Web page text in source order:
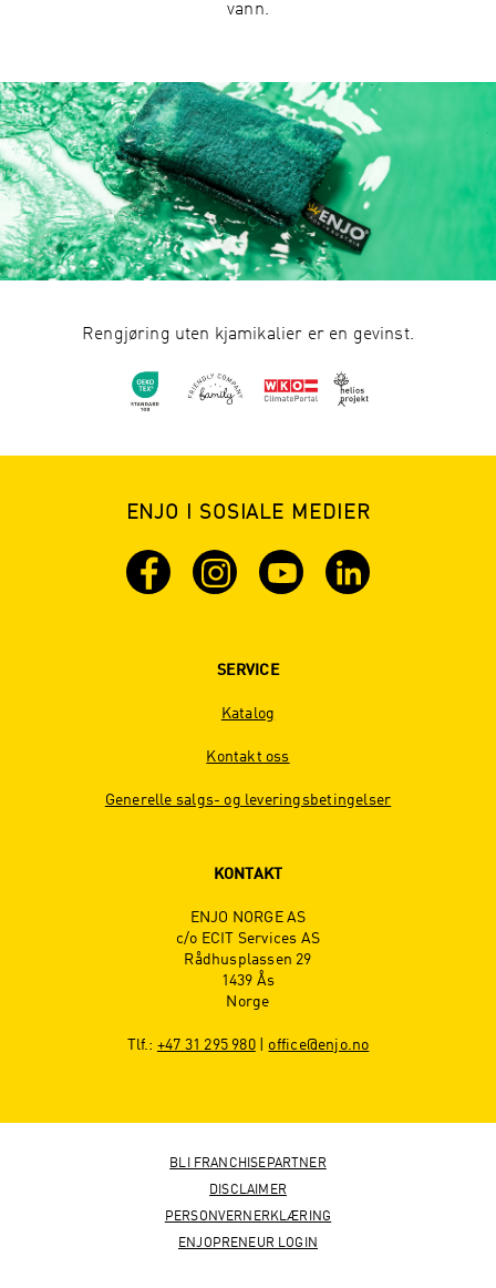
vann.
Rengjøring uten kjamikalier er en gevinst.
ENJO I SOSIALE MEDIER
SERVICE
Katalog
Kontakt oss
Generelle salgs- og leveringsbetingelser
KONTAKT
ENJO NORGE AS
c/o ECIT Services AS
Rådhusplassen 29
1439 Ås
Norge
Tlf.: +47 31 295 980| office@enjo.no
BLI FRANCHISEPARTNER
DISCLAIMER
PERSONVERNERKLÆRING
ENJOPRENEUR LOGIN